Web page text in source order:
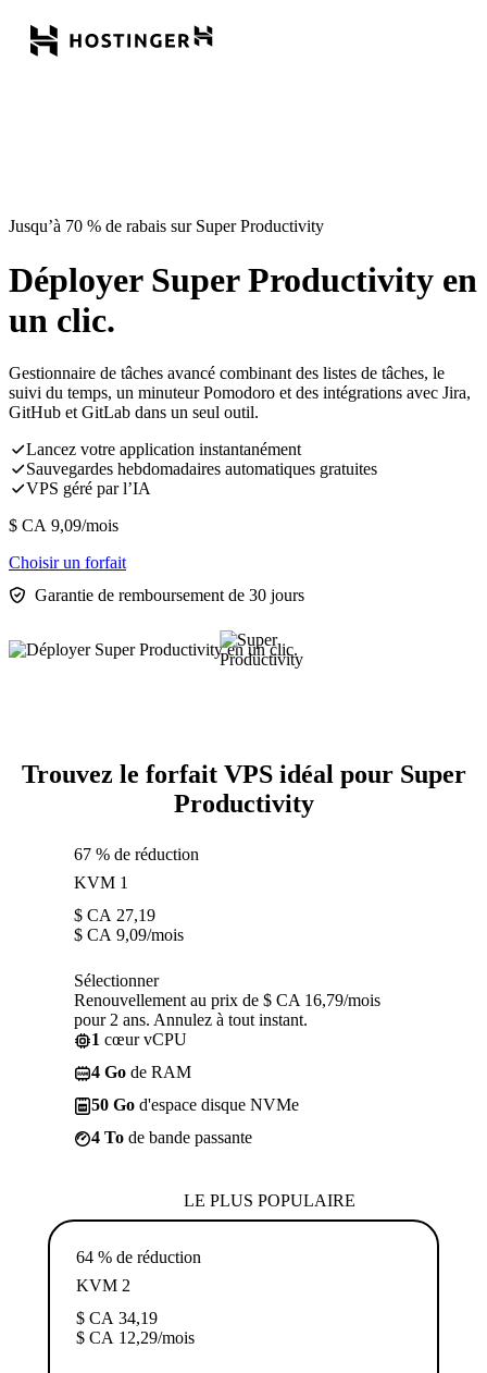
Jusqu’à 70 % de rabais sur Super Productivity
Déployer Super Productivity en
un clic.
Gestionnaire de tâches avancé combinant des listes de tâches, le
suivi du temps, un minuteur Pomodoro et des intégrations avec Jira,
GitHub et GitLab dans un seul outil.
Lancez votre application instantanément
Sauvegardes hebdomadaires automatiques gratuites
VPS géré par l’IA
$ CA 9,09/mois
Choisir un forfait
Garantie de remboursement de 30 jours
Trouvez le forfait VPS idéal pour Super
Productivity
67 % de réduction
KVM 1
$ CA 27,19
$ CA 9,09/mois
Sélectionner
Renouvellement au prix de $ CA 16,79/mois
pour 2 ans. Annulez à tout instant.
1 cœur vCPU
4 Go de RAM
50 Go d'espace disque NVMe
4 To de bande passante
LE PLUS POPULAIRE
64 % de réduction
KVM 2
$ CA 34,19
$ CA 12,29/mois